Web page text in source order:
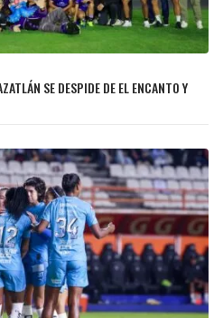
SE DESPIDE DE EL ENCANTO Y